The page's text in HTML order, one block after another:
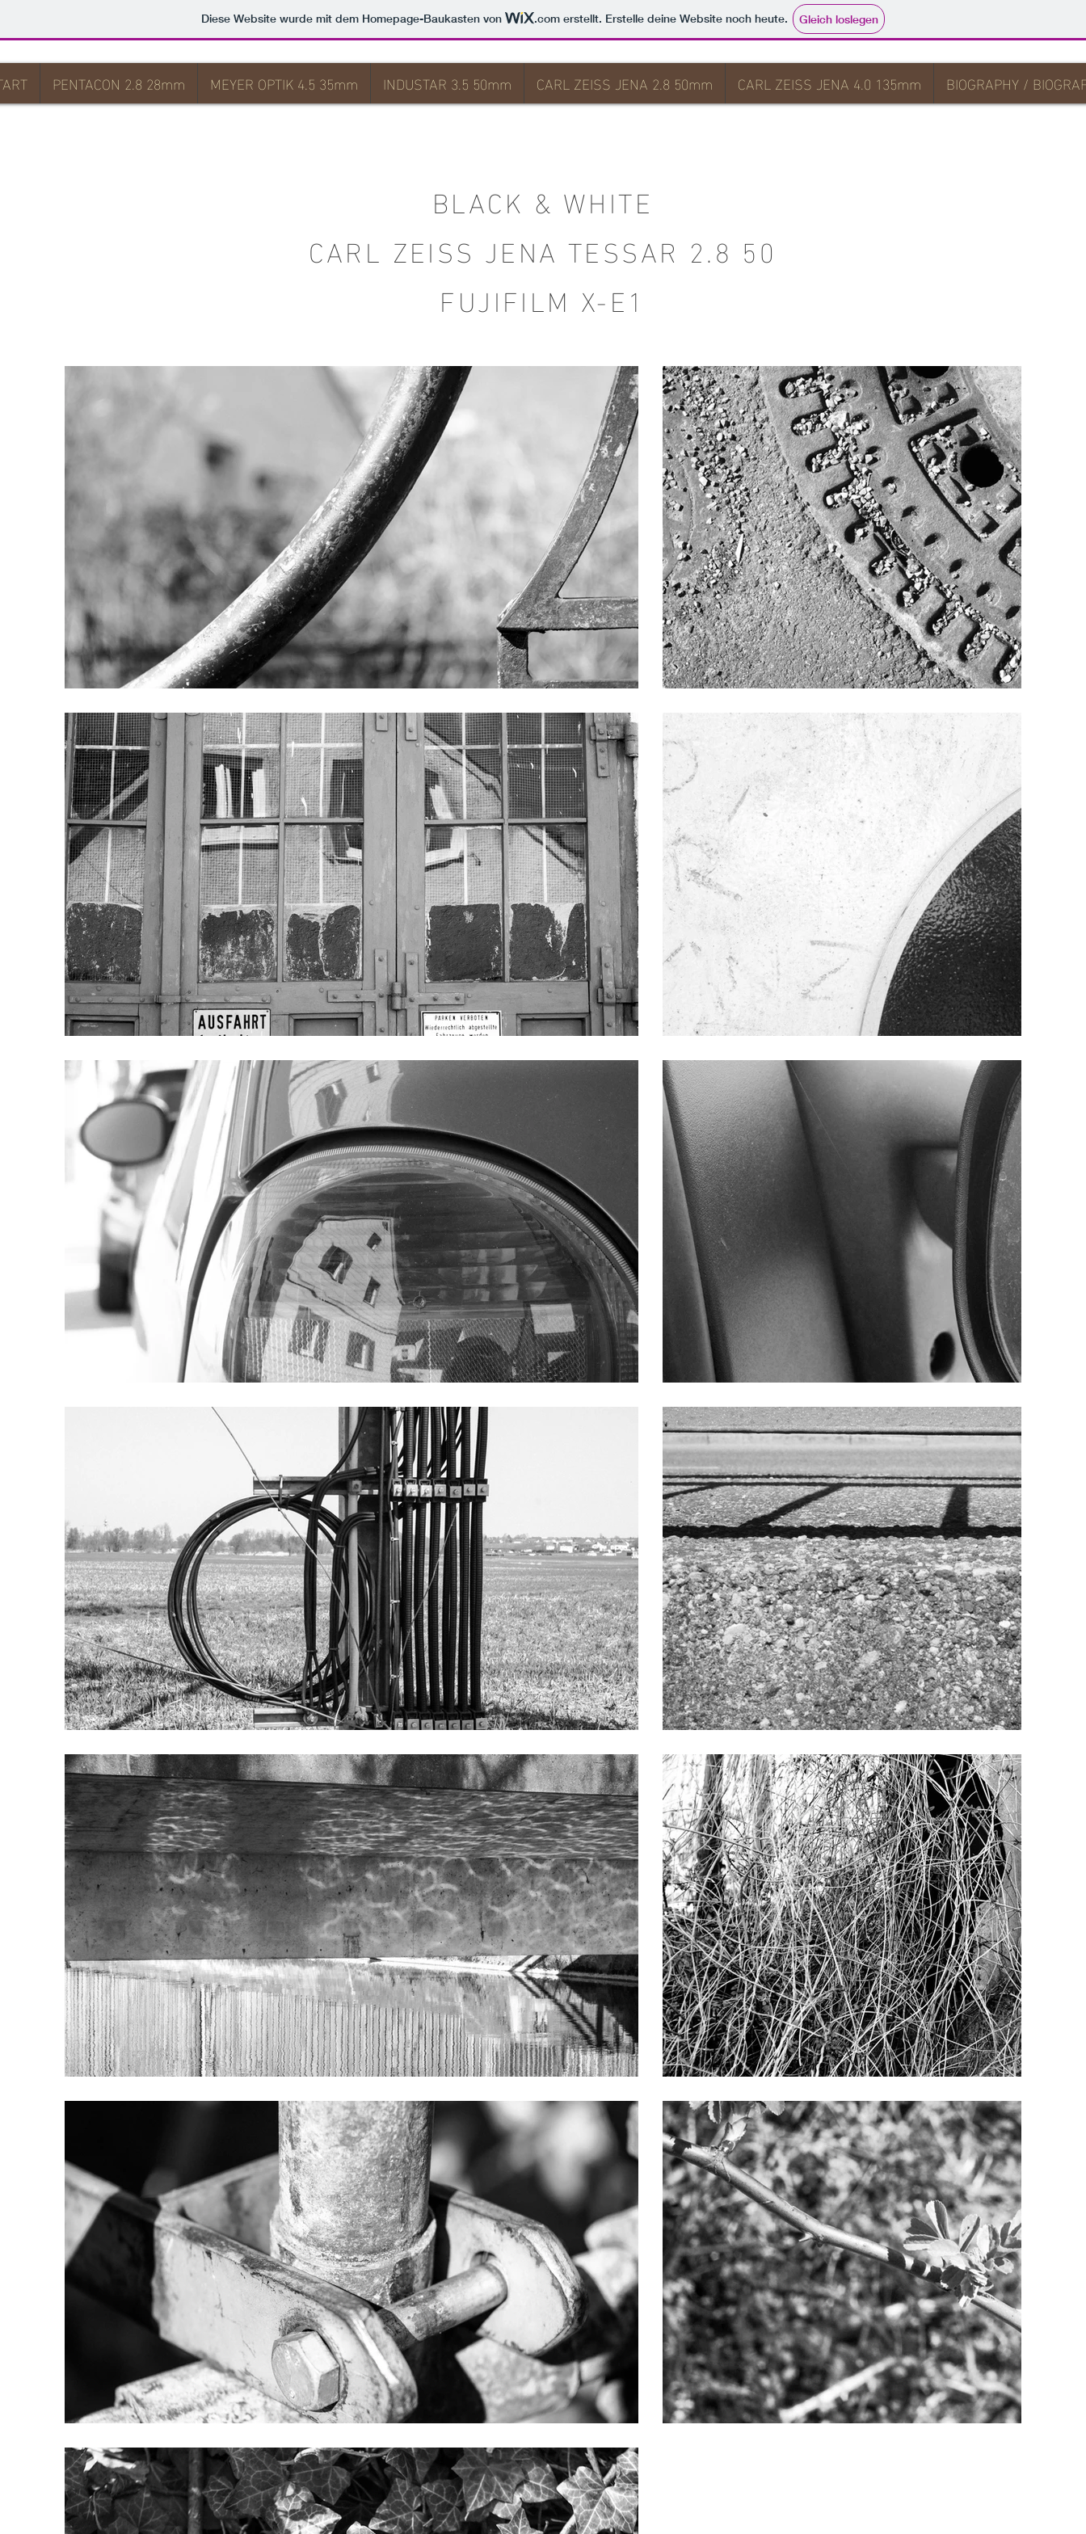
Diese Website wurde mit dem Homepage-Baukasten von .com erstellt. Erstelle deine Website noch heute. Gleich loslegen
PENTACON 2.8 28mm MEYER OPTIK 4.5 35mm INDUSTAR 3.5 50mm CARL ZEISS JENA 2.8 50mm CARL ZEISS JENA 4.0 135mm BIOGRAPHY /
BLACK & WHITE
CARL ZEISS JENA TESSAR 2.8 50
FUJIFILM X-E1